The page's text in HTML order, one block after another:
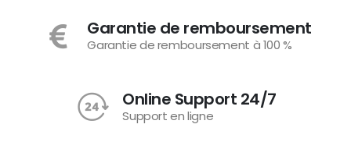
Garantie de remboursement
Garantie de remboursement à 100 %
Online Support 24/7
Support en ligne